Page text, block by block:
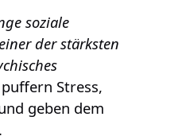
soziale
der stärksten
puffern Stress,
geben dem